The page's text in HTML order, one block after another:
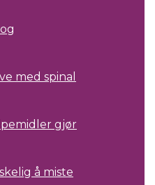
med spinal
gjør
å miste